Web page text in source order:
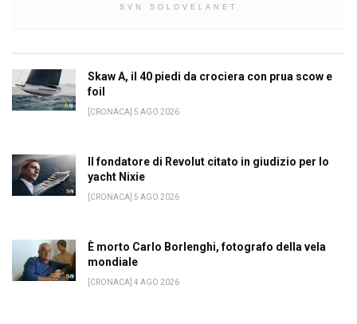
SVN SOLOVELANET
Skaw A, il 40 piedi da crociera con prua scow e
foil
[CRONACA] 5 AGO 2026
Il fondatore di Revolut citato in giudizio per lo
yacht Nixie
[CRONACA] 5 AGO 2026
È morto Carlo Borlenghi, fotografo della vela
mondiale
[CRONACA] 4 AGO 2026